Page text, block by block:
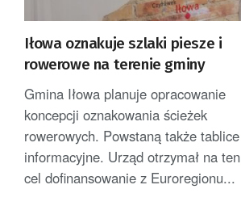
Iłowa oznakuje szlaki piesze i
rowerowe na terenie gminy
Gmina Iłowa planuje opracowanie
koncepcji oznakowania ścieżek
rowerowych. Powstaną także tablice
informacyjne. Urząd otrzymał na ten
cel dofinansowanie z Euroregionu...